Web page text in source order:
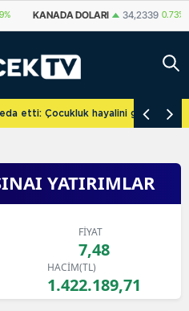
İSVIÇRE FRANKI 59,1179 0.82%
etti: Çocukluk hayalini
YATIRIMLAR
FİYAT
7,48
HACİM(TL)
1.422.189,71